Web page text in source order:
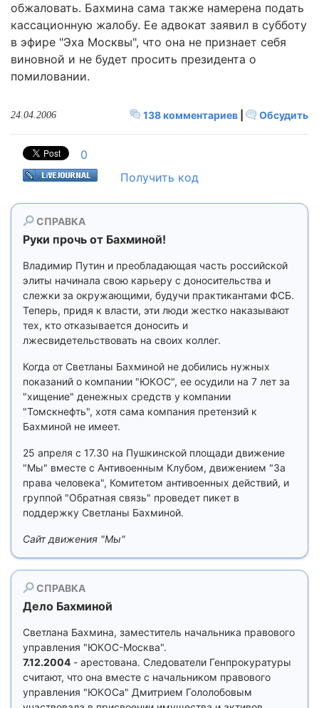
обжаловать. Бахмина сама также намерена подать
кассационную жалобу. Ее адвокат заявил в субботу
в эфире "Эха Москвы", что она не признает себя
виновной и не будет просить президента о
помиловании.
138 комментариев Обсудить
24.04.2006
0
Получить код
СПРАВКА
Руки прочь от Бахминой!
Владимир Путин и преобладающая часть российской
элиты начинала свою карьеру с доносительства и
слежки за окружающими, будучи практикантами ФСБ.
Теперь, придя к власти, эти люди жестко наказывают
тех, кто отказывается доносить и
лжесвидетельствовать на своих коллег.
Когда от Светланы Бахминой не добились нужных
показаний о компании "ЮКОС", ее осудили на 7 лет за
"хищение" денежных средств у компании
"Томскнефть", хотя сама компания претензий к
Бахминой не имеет.
25 апреля с 17.30 на Пушкинской площади движение
"Мы" вместе с Антивоенным Клубом, движением "За
права человека", Комитетом антивоенных действий, и
группой "Обратная связь" проведет пикет в
поддержку Светланы Бахминой.
Сайт движения "Мы"
СПРАВКА
Дело Бахминой
Светлана Бахмина, заместитель начальника правового
управления "ЮКОС-Москва".
7.12.2004 - арестована. Следователи Генпрокуратуры
считают, что она вместе с начальником правового
управления "ЮКОСа" Дмитрием Гололобовым